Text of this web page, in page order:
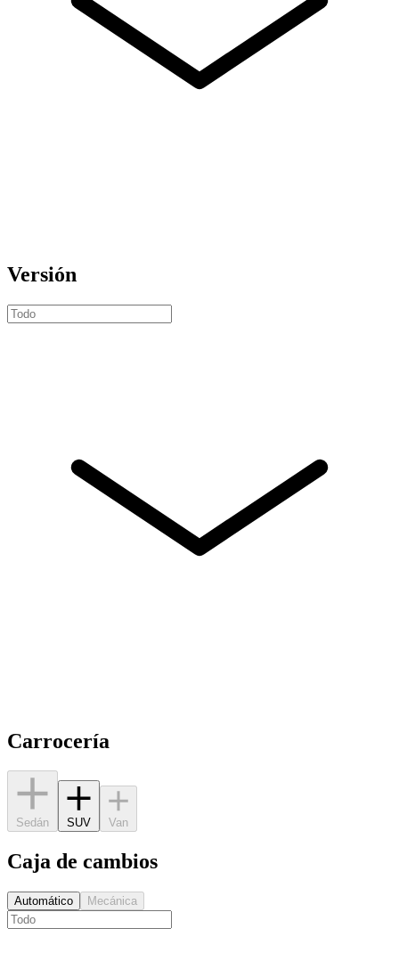
Versión
Carrocería
Sedán SUV Van
Caja de cambios
Automático Mecánica